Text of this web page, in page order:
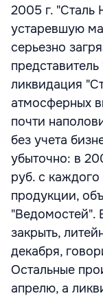
2005 г. "Сталь
устаревшую
серьезно
ликвидация
атмосферных
почти
без учета
убыточно: в
руб. с
продукции,
"Ведомостей".
закрыть,
декабря,
Остальные
апрелю, а